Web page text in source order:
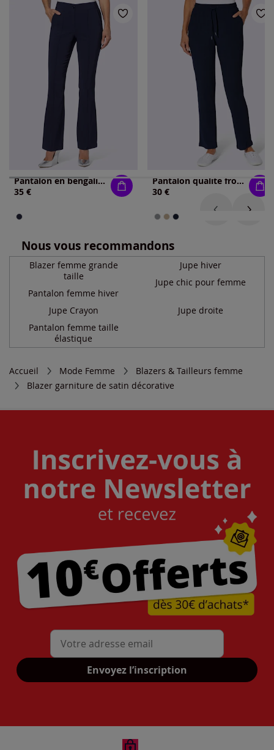
Pantalon en bengaline coupe parfaite grâce à l'élasthanne
35 €
Pantalon qualité froissée, repassage superflu
30 €
Nous vous recommandons
Blazer femme grande
taille
Pantalon femme hiver
Jupe hiver
Jupe chic pour femme
Jupe Crayon
Pantalon femme taille
élastique
Jupe droite
Accueil Mode Femme
Blazers & Tailleurs femme
Blazer garniture de satin décorative
Mon adresse mail
Envoyez l’inscription